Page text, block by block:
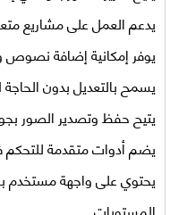
يدعم العمل على مشاريع
يوفر إمكانية إضافة
يسمح بالتعديل بدون
يتيح حفظ وتصدير الصور
يضم أدوات متقدمة للتحكم
يحتوي على واجهة